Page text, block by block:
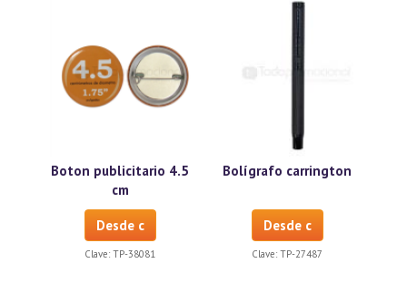
Boton publicitario 4.5
cm
Desde c
Clave: TP-38081
Bolígrafo carrington
Desde c
Clave: TP-27487